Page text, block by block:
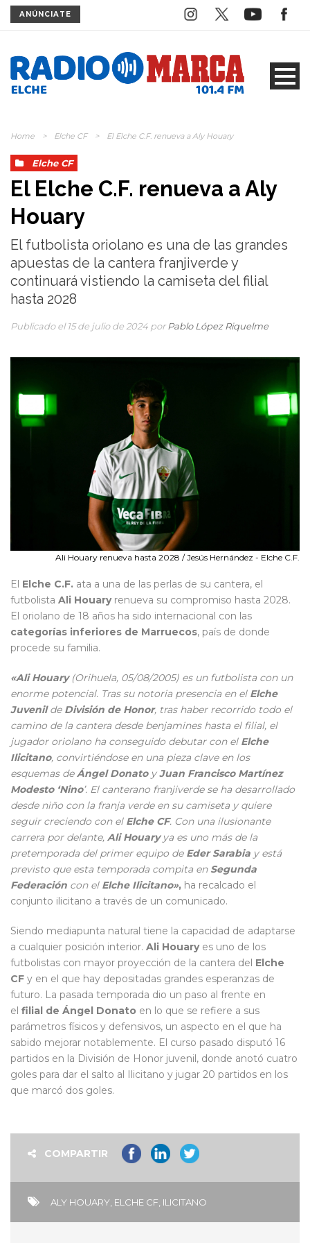
ANÚNCIATE
Home > Elche CF > El Elche C.F. renueva a Aly Houary
Elche CF
El Elche C.F. renueva a Aly
Houary
El futbolista oriolano es una de las grandes
apuestas de la cantera franjiverde y
continuará vistiendo la camiseta del filial
hasta 2028
Publicado el 15 de julio de 2024 por Pablo López Riquelme
Ali Houary renueva hasta 2028 / Jesús Hernández - Elche C.F.
El Elche C.F. ata a una de las perlas de su cantera, el
futbolista Ali Houary renueva su compromiso hasta 2028.
El oriolano de 18 años ha sido internacional con las
categorías inferiores de Marruecos, país de donde
procede su familia.
«Ali Houary(Orihuela, 05/08/2005) es un futbolista con un
enorme potencial. Tras su notoria presencia en el Elche
Juvenilde División de Honor, tras haber recorrido todo el
camino de la cantera desde benjamines hasta el filial, el
jugador oriolano ha conseguido debutar con el Elche
Ilicitano, convirtiéndose en una pieza clave en los
esquemas de Ángel DonatoyJuan Francisco Martínez
Modesto ‘Nino’. El canterano franjiverde se ha desarrollado
desde niño con la franja verde en su camiseta y quiere
seguir creciendo con el Elche CF. Con una ilusionante
carrera por delante, Ali Houaryya es uno más de la
pretemporada del primer equipo de Eder Sarabia y está
previsto que esta temporada compita en Segunda
Federación con el Elche Ilicitano», ha recalcado el
conjunto ilicitano a través de un comunicado.
Siendo mediapunta natural tiene la capacidad de adaptarse
a cualquier posición interior. Ali Houaryes uno de los
futbolistas con mayor proyección de la cantera del Elche
CF y en el que hay depositadas grandes esperanzas de
futuro. La pasada temporada dio un paso al frente en
el filial de Ángel Donato en lo que se refiere a sus
parámetros físicos y defensivos, un aspecto en el que ha
sabido mejorar notablemente. El curso pasado disputó 16
partidos en la División de Honor juvenil, donde anotó cuatro
goles para dar el salto al Ilicitano y jugar 20 partidos en los
que marcó dos goles.
COMPARTIR
ALY HOUARY ELCHE CF ILICITANO